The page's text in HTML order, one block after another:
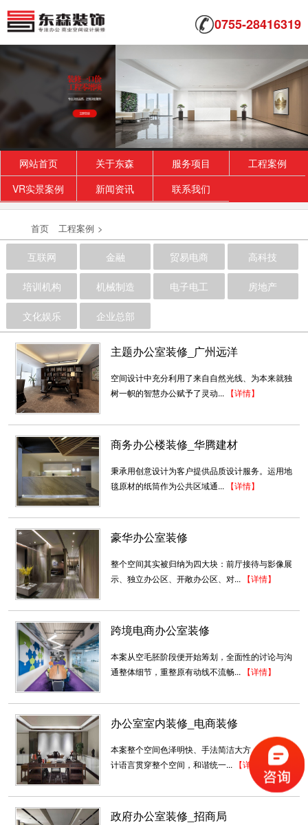
0755-28416319
网站首页 关于东森 服务项目
工程案例
VR实景案例
新闻资讯 联系我们
首页 工程案例 >
互联网 金融 贸易电商 高科技
培训机构 机械制造 电子电工 房地产
文化娱乐 企业总部
主题办公室装修_广州远洋
空间设计中充分利用了来自自然光线、为本来就独
树一帜的智慧办公赋予了灵动... 【详情】
商务办公楼装修_华腾建材
秉承用创意设计为客户提供品质设计服务。运用地
毯原材的纸筒作为公共区域通... 【详情】
豪华办公室装修
整个空间其实被归纳为四大块：前厅接待与影像展
示、独立办公区、开敞办公区、对... 【详情】
跨境电商办公室装修
本案从空毛胚阶段便开始筹划，全面性的讨论与沟
通整体细节，重整原有动线不流畅... 【详情】
办公室室内装修_电商装修
本案整个空间色泽明快、手法简洁大方，相同的设
计语言贯穿整个空间，和谐统一... 【详情】
政府办公室装修_招商局
信测 科技风大赏
形象，空间错落分布，主打明亮...
2019-11-04
环保办公室装修_码农信息
时尚办公室装修_大黎有机
现代简约、时尚大气；现代节能技术与绿色赋予
2018-07-23